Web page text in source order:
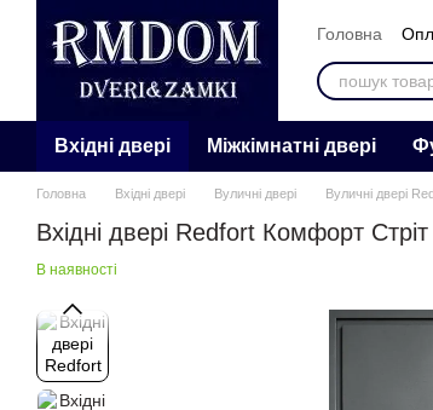
Перейти к основному контенту
Головна
Контакти
Вхідні двері Міжкімнатні двері
Головна Вхідні двері Вуличні двері Вуличні двері
Вхідні двері Redfort Комфорт
В наявності